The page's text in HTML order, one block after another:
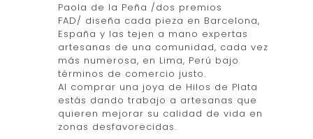
Paola de la Peña /dos premios
FAD/ diseña cada pieza en Barcelona,
España y las tejen a mano expertas
artesanas de una comunidad, cada vez
más numerosa, en Lima, Perú bajo
términos de comercio justo.
Al comprar una joya de Hilos de Plata
estás dando trabajo a artesanas que
quieren mejorar su calidad de vida en
zonas desfavorecidas.